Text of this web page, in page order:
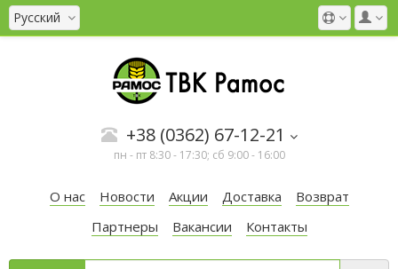
Русский
+38 (0362) 67-12-21
пн - пт 8:30 - 17:30; сб 9:00 - 16:00
О нас Новости Акции Доставка
Возврат
Партнеры
Вакансии Контакты